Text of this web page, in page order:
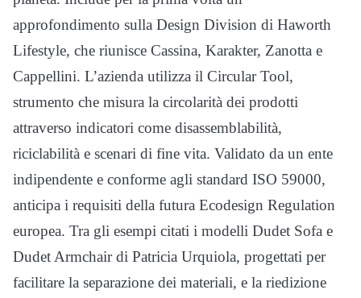
approfondimento sulla Design Division di Haworth
Lifestyle, che riunisce Cassina, Karakter, Zanotta e
Cappellini. L’azienda utilizza il Circular Tool,
strumento che misura la circolarità dei prodotti
attraverso indicatori come disassemblabilità,
riciclabilità e scenari di fine vita. Validato da un ente
indipendente e conforme agli standard ISO 59000,
anticipa i requisiti della futura Ecodesign Regulation
europea. Tra gli esempi citati i modelli Dudet Sofa e
Dudet Armchair di Patricia Urquiola, progettati per
facilitare la separazione dei materiali, e la riedizione